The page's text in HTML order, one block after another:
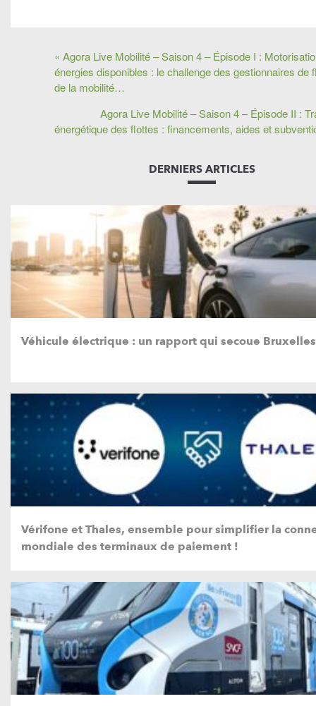
« Agora Live Mobilité – Saison 4 – Épisode I :
énergies disponibles : le challenge des gestionnaires de
de la mobilité…
Agora Live Mobilité – Saison 4 – Épisode II :
énergétique des flottes : financements, aides et
DERNIERS ARTICLES
Véhicule électrique : un rapport qui secoue
Vérifone et Thales, ensemble pour simplifier la
mondiale des terminaux de paiement !